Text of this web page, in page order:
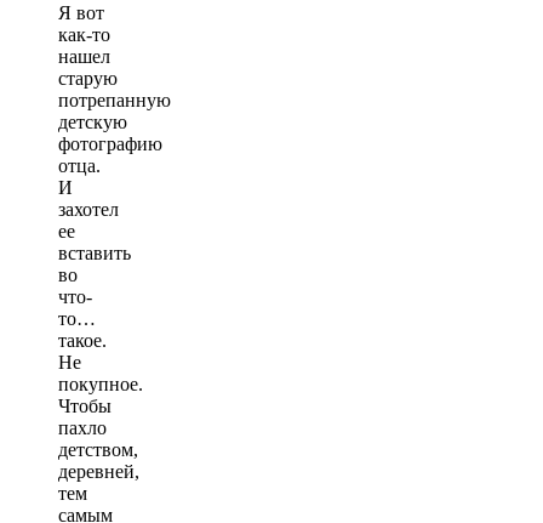
Я вот
как-то
нашел
старую
потрепанную
детскую
фотографию
отца.
И
захотел
ее
вставить
во
что-
то…
такое.
Не
покупное.
Чтобы
пахло
детством,
деревней,
тем
самым